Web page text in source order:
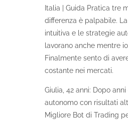
Italia | Guida Pratica tre
differenza è palpabile.
intuitiva e le strategie
lavorano anche mentre
Finalmente sento di
costante nei mercati.
Giulia, 42 anni: Dopo
autonomo con risultati
Migliore Bot di Trading